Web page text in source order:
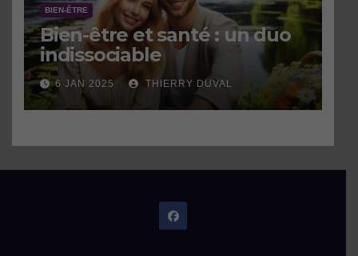
BIEN-ÊTRE
Bien-être et santé : un duo
indissociable
6 JAN 2025 THIERRY DUVAL